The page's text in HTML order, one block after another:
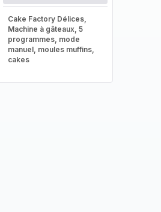
Cake Factory Délices,
Machine à gâteaux, 5
programmes, mode
manuel, moules muffins,
cakes